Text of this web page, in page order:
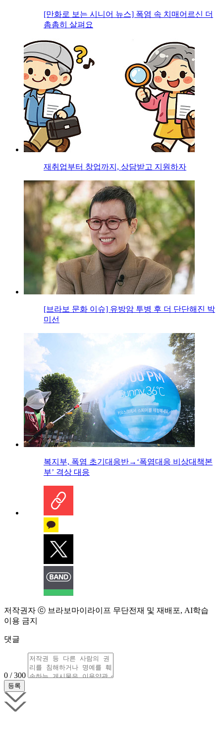
[만화로 보는 시니어 뉴스] 폭염 속 치매어르신 더
촘촘히 살펴요
재취업부터 창업까지, 상담받고 지원하자
[브라보 문화 이슈] 유방암 투병 후 더 단단해진 박
미선
복지부, 폭염 초기대응반→‘폭염대응 비상대책본
부’ 격상 대응
저작권자 ⓒ 브라보마이라이프 무단전재 및 재배포, AI학습
이용 금지
댓글
0 / 300